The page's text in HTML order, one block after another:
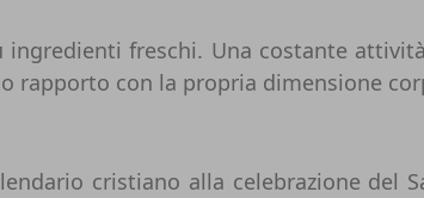
ingredienti freschi. Una costante
rapporto con la propria dimensione
cristiano alla celebrazione del